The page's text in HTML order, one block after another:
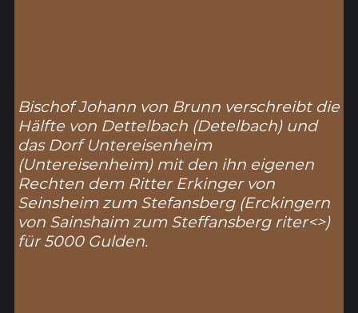
Bischof Johann von Brunn verschreibt die
Hälfte von Dettelbach (Detelbach) und
das Dorf Untereisenheim
(Untereisenheim) mit den ihn eigenen
Rechten dem Ritter Erkinger von
Seinsheim zum Stefansberg (Erckingern
von Sainshaim zum Steffansberg riter<>)
für 5000 Gulden.